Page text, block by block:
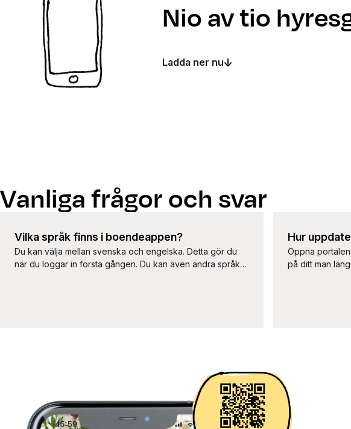
Nio av tio
Ladda ner nu
Vanliga frågor och svar
Vilka språk finns i boendeappen?
Du kan välja mellan svenska och engelska. Detta gör du
när du loggar in första gången. Du kan även ändra språk
Hur
Öppna
på ditt man